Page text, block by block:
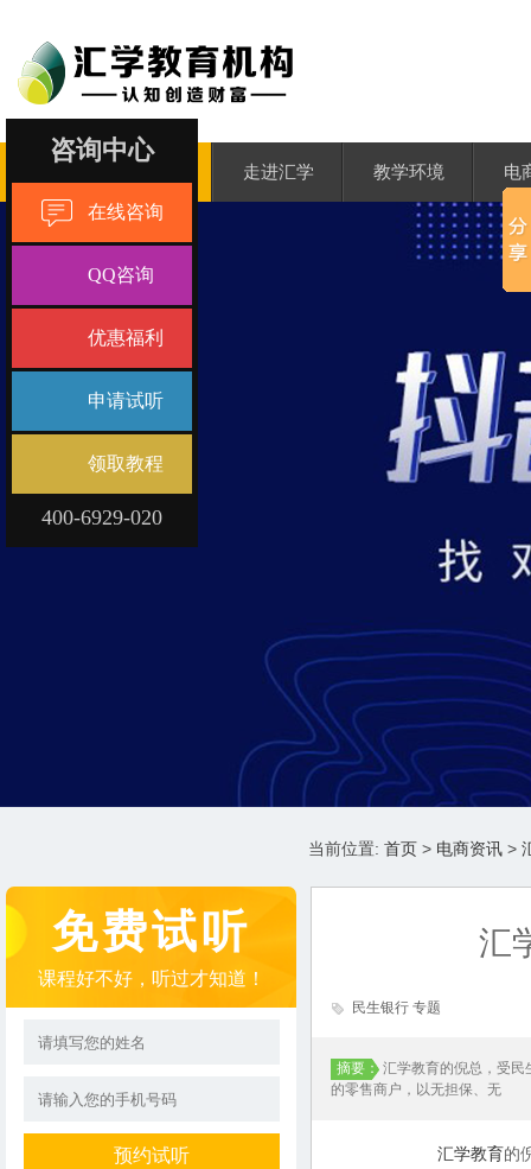
汇学首页 走进汇学 教学环境 电
当前位置: 首页 > 电商资讯 >
免费试听
课程好不好，听过才知道！
汇
民生银行 专题
摘要： 汇学教育的倪总，受民
的零售商户，以无担保、无
汇学教育的
咨询中心
在线咨询
QQ咨询
优惠福利
申请试听
领取教程
400-6929-020